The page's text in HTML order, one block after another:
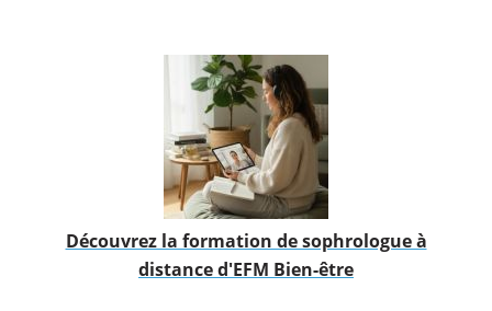
Découvrez la formation de sophrologue à
distance d'EFM Bien-être